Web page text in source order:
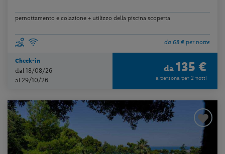
pernottamento e colazione + utilizzo della piscina scoperta
da 68 € per notte
Check-in
dal 18/08/26
al 29/10/26
da 135 €
a persona per 2 notti